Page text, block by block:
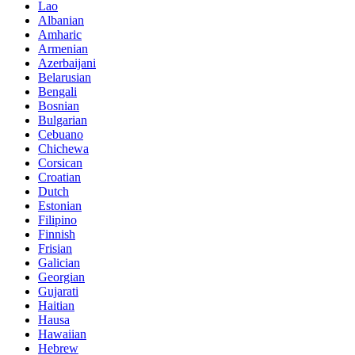
Lao
Albanian
Amharic
Armenian
Azerbaijani
Belarusian
Bengali
Bosnian
Bulgarian
Cebuano
Chichewa
Corsican
Croatian
Dutch
Estonian
Filipino
Finnish
Frisian
Galician
Georgian
Gujarati
Haitian
Hausa
Hawaiian
Hebrew